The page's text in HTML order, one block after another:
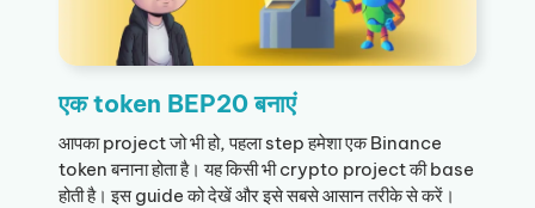
एक token BEP20 बनाएं
आपका project जो भी हो, पहला step हमेशा एक Binance
token बनाना होता है। यह किसी भी crypto project की base
होती है। इस guide को देखें और इसे सबसे आसान तरीके से करें।